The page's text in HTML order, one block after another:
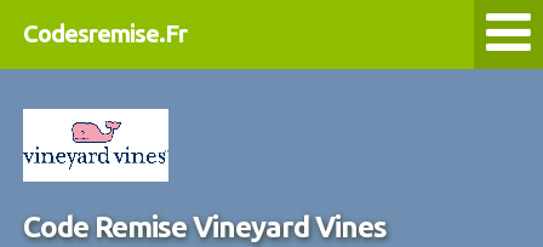
Codesremise.Fr
Code Remise Vineyard Vines